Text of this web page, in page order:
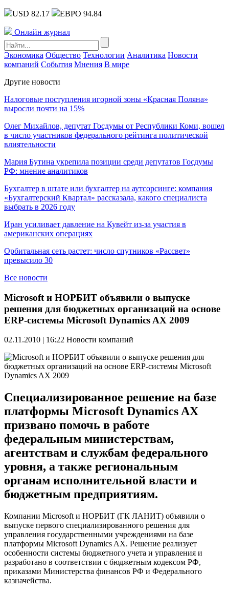
USD 82.17 ЕВРО 94.84
Онлайн журнал
Экономика Общество Технологии Аналитика Новости
компаний События Мнения В мире
Другие новости
Налоговые поступления игорной зоны «Красная Поляна»
выросли почти на 15%
Олег Михайлов, депутат Госдумы от Республики Коми, вошел
в число участников федерального рейтинга политической
влиятельности
Мария Бутина укрепила позиции среди депутатов Госдумы
РФ: мнение аналитиков
Бухгалтер в штате или бухгалтер на аутсорсинге: компания
«Бухгалтерский Квартал» рассказала, какого специалиста
выбрать в 2026 году
Иран усиливает давление на Кувейт из-за участия в
американских операциях
Орбитальная сеть растет: число спутников «Рассвет»
превысило 30
Все новости
Microsoft и НОРБИТ объявили о выпуске
решения для бюджетных организаций на основе
ERP-системы Microsoft Dynamics AX 2009
02.11.2010 | 16:22 Новости компаний
Специализированное решение на базе
платформы Microsoft Dynamics AX
призвано помочь в работе
федеральным министерствам,
агентствам и службам федерального
уровня, а также региональным
органам исполнительной власти и
бюджетным предприятиям.
Компании Microsoft и НОРБИТ (ГК ЛАНИТ) объявили о
выпуске первого специализированного решения для
управления государственными учреждениями на базе
платформы Microsoft Dynamics AX. Решение реализует
особенности системы бюджетного учета и управления и
разработано в соответствии с бюджетным кодексом РФ,
приказами Министерства финансов РФ и Федерального
казначейства.